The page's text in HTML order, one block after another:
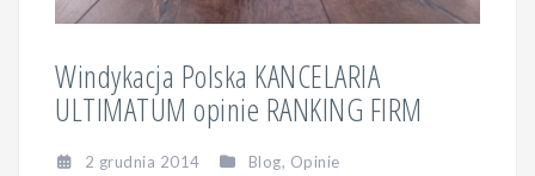
Windykacja Polska KANCELARIA
ULTIMATUM opinie RANKING FIRM
2 grudnia 2014 Blog, Opinie